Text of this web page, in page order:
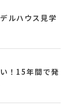
ルハウス見学
！15年間で発